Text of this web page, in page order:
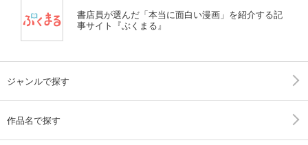
書店員が選んだ「本当に面白い漫画」を紹介する記
事サイト『ぶくまる』
ジャンルで探す
作品名で探す